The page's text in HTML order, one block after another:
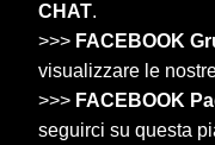
CHAT.
>>> FACEBOOK
visualizzare le
>>> FACEBOOK
seguirci su questa